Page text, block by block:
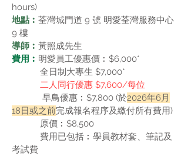
hours)
地點︰ 荃灣城門道 9 號 明愛荃灣服務中心
9 樓
導師︰ 黃照成先生
費用︰ 明愛員工優惠價︰$6,000*
全日制大專生 $7,000*
二人同行優惠 $7,600/每位
早鳥優惠︰$7,800 (於2026年6月
18日或之前完成報名程序及繳付所有費用)
原價︰$8,500
費用已包括︰學員教材套、筆記及
考試費